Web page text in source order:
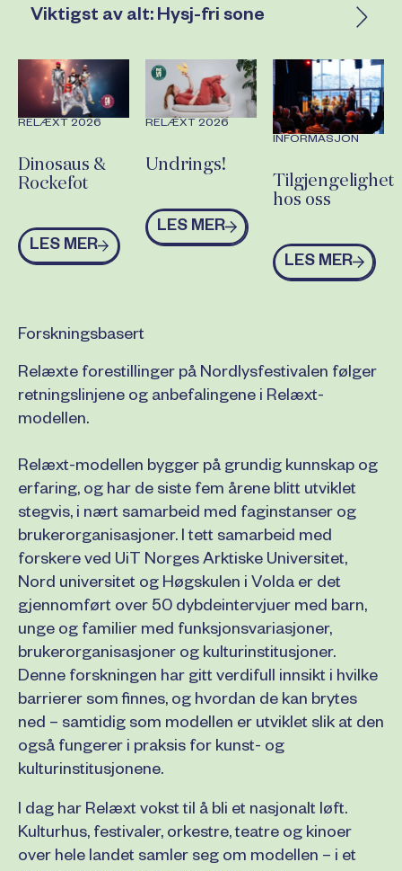
Viktigst av alt: Hysj-fri sone
RELÆXT 2026
Dinosaus &
Rockefot
Les mer
LES MER
RELÆXT 2026
Undrings!
Les mer
LES MER
INFORMASJON
Tilgjengelighet
hos oss
Les mer
LES MER
Forskningsbasert
Relæxte forestillinger på Nordlysfestivalen følger
retningslinjene og anbefalingene i Relæxt-
modellen.
Relæxt-modellen bygger på grundig kunnskap og
erfaring, og har de siste fem årene blitt utviklet
stegvis, i nært samarbeid med faginstanser og
brukerorganisasjoner. I tett samarbeid med
forskere ved UiT Norges Arktiske Universitet,
Nord universitet og Høgskulen i Volda er det
gjennomført over 50 dybdeintervjuer med barn,
unge og familier med funksjonsvariasjoner,
brukerorganisasjoner og kulturinstitusjoner.
Denne forskningen har gitt verdifull innsikt i hvilke
barrierer som finnes, og hvordan de kan brytes
ned – samtidig som modellen er utviklet slik at den
også fungerer i praksis for kunst- og
kulturinstitusjonene.
I dag har Relæxt vokst til å bli et nasjonalt løft.
Kulturhus, festivaler, orkestre, teatre og kinoer
over hele landet samler seg om modellen – i et